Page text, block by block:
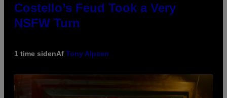
Costello’s Feud Took a Very
NSFW Turn
1 time sidenAf Tony Alpsen